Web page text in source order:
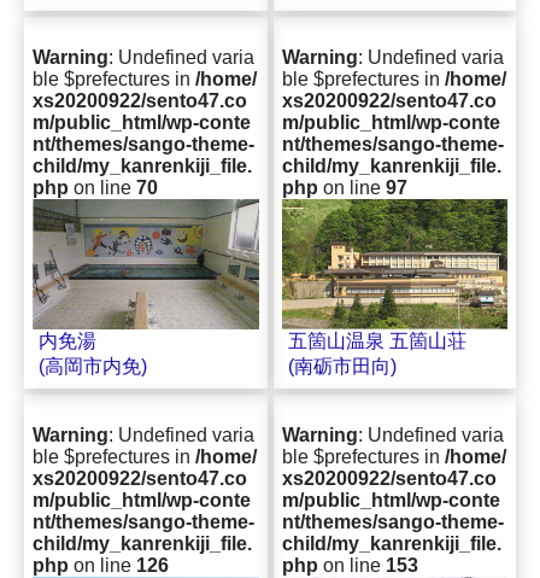
Warning: Undefined varia
ble $prefectures in /home/
xs20200922/sento47.co
m/public_html/wp-conte
nt/themes/sango-theme-
child/my_kanrenkiji_file.
php on line 70
内免湯
(高岡市内免)
Warning: Undefined varia
ble $prefectures in /home/
xs20200922/sento47.co
m/public_html/wp-conte
nt/themes/sango-theme-
child/my_kanrenkiji_file.
php on line 97
五箇山温泉 五箇山荘
(南砺市田向)
Warning: Undefined varia
ble $prefectures in /home/
xs20200922/sento47.co
m/public_html/wp-conte
nt/themes/sango-theme-
child/my_kanrenkiji_file.
php on line 126
Warning: Undefined varia
ble $prefectures in /home/
xs20200922/sento47.co
m/public_html/wp-conte
nt/themes/sango-theme-
child/my_kanrenkiji_file.
php on line 153